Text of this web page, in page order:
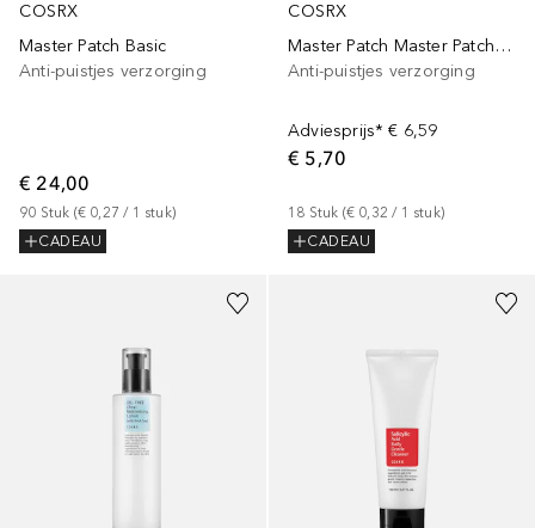
COSRX
Master Patch Basic
Anti-puistjes verzorging
€ 24,00
90 Stuk (€ 0,27 / 1 stuk)
CADEAU
COSRX
Master Patch Master Patch Clear Pasvorm
Anti-puistjes verzorging
Adviesprijs* € 6,59
€ 5,70
18 Stuk (€ 0,32 / 1 stuk)
CADEAU